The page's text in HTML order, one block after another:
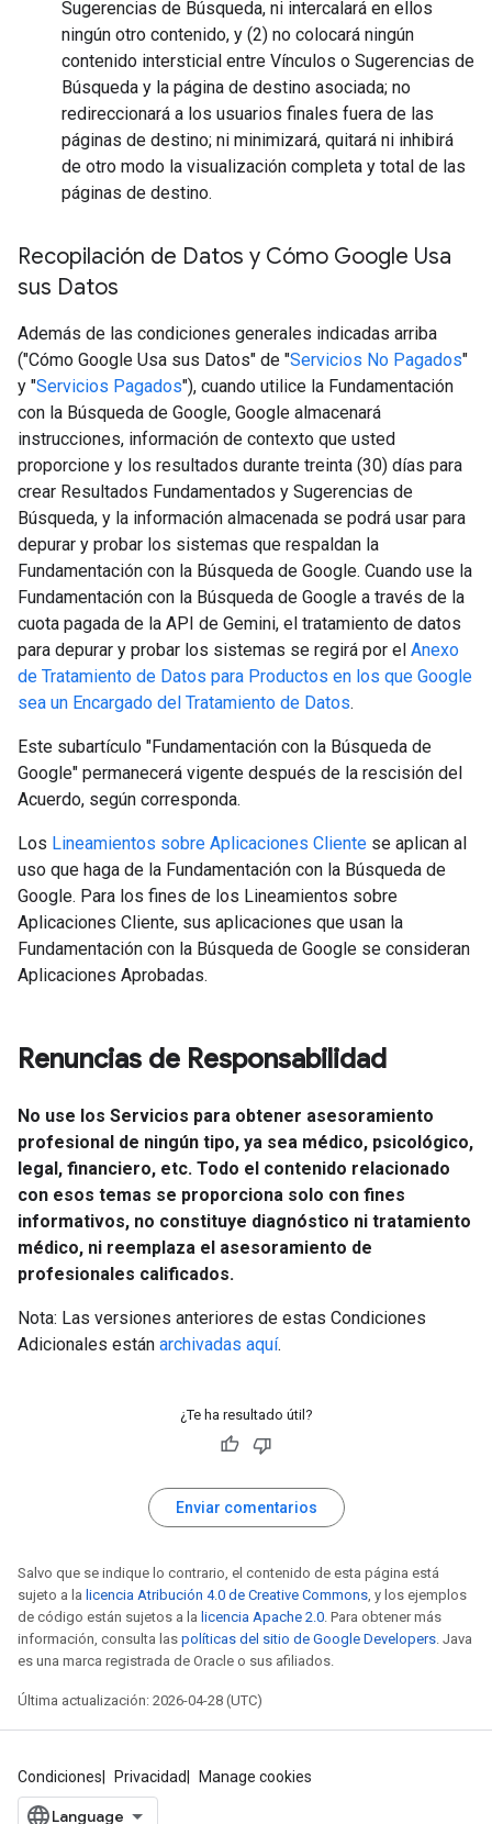
Sugerencias de Búsqueda, ni intercalará en ellos
ningún otro contenido, y (2) no colocará ningún
contenido intersticial entre Vínculos o Sugerencias de
Búsqueda y la página de destino asociada; no
redireccionará a los usuarios finales fuera de las
páginas de destino; ni minimizará, quitará ni inhibirá
de otro modo la visualización completa y total de las
páginas de destino.
Recopilación de Datos y Cómo Google Usa
sus Datos
Además de las condiciones generales indicadas arriba
("Cómo Google Usa sus Datos" de "Servicios No Pagados"
y "Servicios Pagados"), cuando utilice la Fundamentación
con la Búsqueda de Google, Google almacenará
instrucciones, información de contexto que usted
proporcione y los resultados durante treinta (30) días para
crear Resultados Fundamentados y Sugerencias de
Búsqueda, y la información almacenada se podrá usar para
depurar y probar los sistemas que respaldan la
Fundamentación con la Búsqueda de Google. Cuando use la
Fundamentación con la Búsqueda de Google a través de la
cuota pagada de la API de Gemini, el tratamiento de datos
para depurar y probar los sistemas se regirá por el Anexo
de Tratamiento de Datos para Productos en los que Google
sea un Encargado del Tratamiento de Datos.
Este subartículo "Fundamentación con la Búsqueda de
Google" permanecerá vigente después de la rescisión del
Acuerdo, según corresponda.
Los Lineamientos sobre Aplicaciones Cliente se aplican al
uso que haga de la Fundamentación con la Búsqueda de
Google. Para los fines de los Lineamientos sobre
Aplicaciones Cliente, sus aplicaciones que usan la
Fundamentación con la Búsqueda de Google se consideran
Aplicaciones Aprobadas.
Renuncias de Responsabilidad
No use los Servicios para obtener asesoramiento
profesional de ningún tipo, ya sea médico, psicológico,
legal, financiero, etc. Todo el contenido relacionado
con esos temas se proporciona solo con fines
informativos, no constituye diagnóstico ni tratamiento
médico, ni reemplaza el asesoramiento de
profesionales calificados.
Nota: Las versiones anteriores de estas Condiciones
Adicionales están archivadas aquí.
¿Te ha resultado útil?
Enviar comentarios
Salvo que se indique lo contrario, el contenido de esta página está
sujeto a la licencia Atribución 4.0 de Creative Commons, y los ejemplos
de código están sujetos a la licencia Apache 2.0. Para obtener más
información, consulta las políticas del sitio de Google Developers. Java
es una marca registrada de Oracle o sus afiliados.
Última actualización: 2026-04-28 (UTC)
Condiciones Privacidad Manage cookies